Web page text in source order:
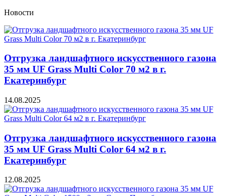
Новости
Отгрузка ландшафтного искусственного газона
35 мм UF Grass Multi Color 70 м2 в г.
Екатеринбург
14.08.2025
Отгрузка ландшафтного искусственного газона
35 мм UF Grass Multi Color 64 м2 в г.
Екатеринбург
12.08.2025